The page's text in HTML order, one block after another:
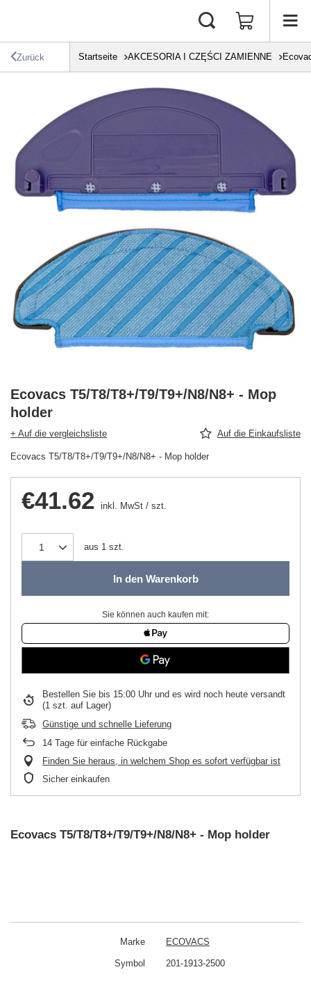
Zurück Startseite AKCESORIA I CZĘŚCI ZAMIENNE
Ecovacs T5/T8/T8+/T9/T9+/N8/N8+ - Mop
holder
+ Auf die vergleichsliste Auf die Einkaufsliste
Ecovacs T5/T8/T8+/T9/T9+/N8/N8+ - Mop holder
€41.62 inkl. MwSt / szt.
aus 1 szt.
In den Warenkorb
Sie können auch kaufen mit:
Bestellen Sie bis 15:00 Uhr und es wird noch heute versandt
(1 szt. auf Lager)
Günstige und schnelle Lieferung
14 Tage für einfache Rückgabe
Finden Sie heraus, in welchem Shop es sofort verfügbar ist
Sicher einkaufen
Ecovacs T5/T8/T8+/T9/T9+/N8/N8+ - Mop holder
Marke ECOVACS
Symbol 201-1913-2500